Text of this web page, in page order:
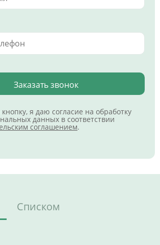
Заказать звонок
я даю согласие на обработку
данных в соответствии
соглашением.
Списком